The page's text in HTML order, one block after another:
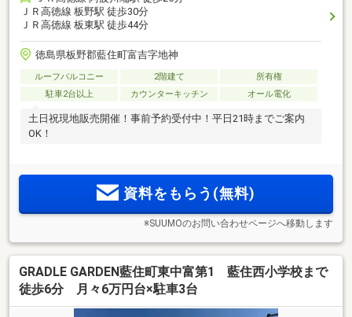
ＪＲ高徳線 板野駅 徒歩30分
ＪＲ高徳線 板東駅 徒歩44分
徳島県板野郡藍住町富吉字地神
ルーフバルコニー 2階建て
所有権
駐車2台以上
カウンターキッチン オール電化
土日祝現地販売開催！事前予約受付中！平日21時までご案内
OK！
資料をもらう(無料)
※SUUMOのお問い合わせページへ移動します
GRADLE GARDEN藍住町東中富第1 藍住西小学校まで
徒歩6分 月々6万円台×駐車3台